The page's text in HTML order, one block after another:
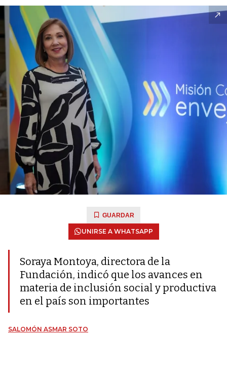
GUARDAR
UNIRSE A WHATSAPP
Soraya Montoya, directora de la
Fundación, indicó que los avances en
materia de inclusión social y productiva
en el país son importantes
SALOMÓN ASMAR SOTO